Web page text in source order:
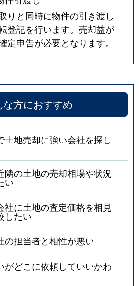
りと同時に物件の引き渡し
登記を行います。売却益が
定申告が必要となります。
な方におすすめ
土地売却に強い会社を探し
隣の土地の売却相場や状況
い
社に土地の査定価格を相見
したい
の担当者と相性が悪い
がどこに依頼していいかわ